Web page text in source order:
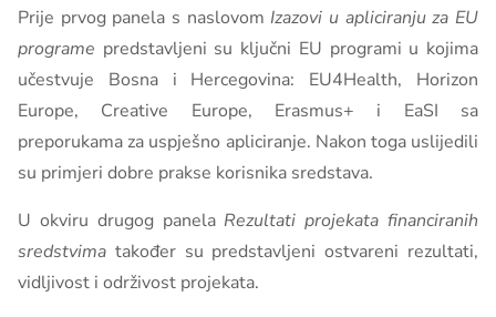
Prije prvog panela s naslovom Izazovi u apliciranju za EU
programe predstavljeni su ključni EU programi u kojima
učestvuje Bosna i Hercegovina: EU4Health, Horizon
Europe, Creative Europe, Erasmus+ i EaSI sa
preporukama za uspješno apliciranje. Nakon toga uslijedili
su primjeri dobre prakse korisnika sredstava.
U okviru drugog panela Rezultati projekata financiranih
sredstvima također su predstavljeni ostvareni rezultati,
vidljivost i održivost projekata.